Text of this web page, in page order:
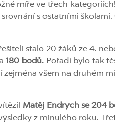
míře ve třech
s ostatními školami.
stalo 20 žáků ze 4.
180 bodů. Pořadí bylo tak
zejména všem na druhém
Matěj Endrych se 204
z minulého roku.